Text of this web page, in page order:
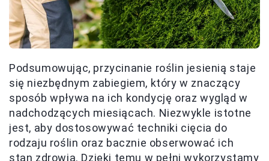
Podsumowując, przycinanie roślin jesienią staje
się niezbędnym zabiegiem, który w znaczący
sposób wpływa na ich kondycję oraz wygląd w
nadchodzących miesiącach. Niezwykle istotne
jest, aby dostosowywać techniki cięcia do
rodzaju roślin oraz bacznie obserwować ich
stan zdrowia. Dzięki temu w pełni wykorzystamy